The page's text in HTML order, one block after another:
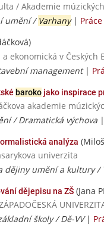
/ Akademie
umění /Varhany|
ekonomická v Českých
management|
baroko jako inspirace
akademie
/ Dramatická výchova |
analýza
univerzita
dějiny umění a kultury
dějepisu na ZŠ (Jana
školy / Dě-VV|